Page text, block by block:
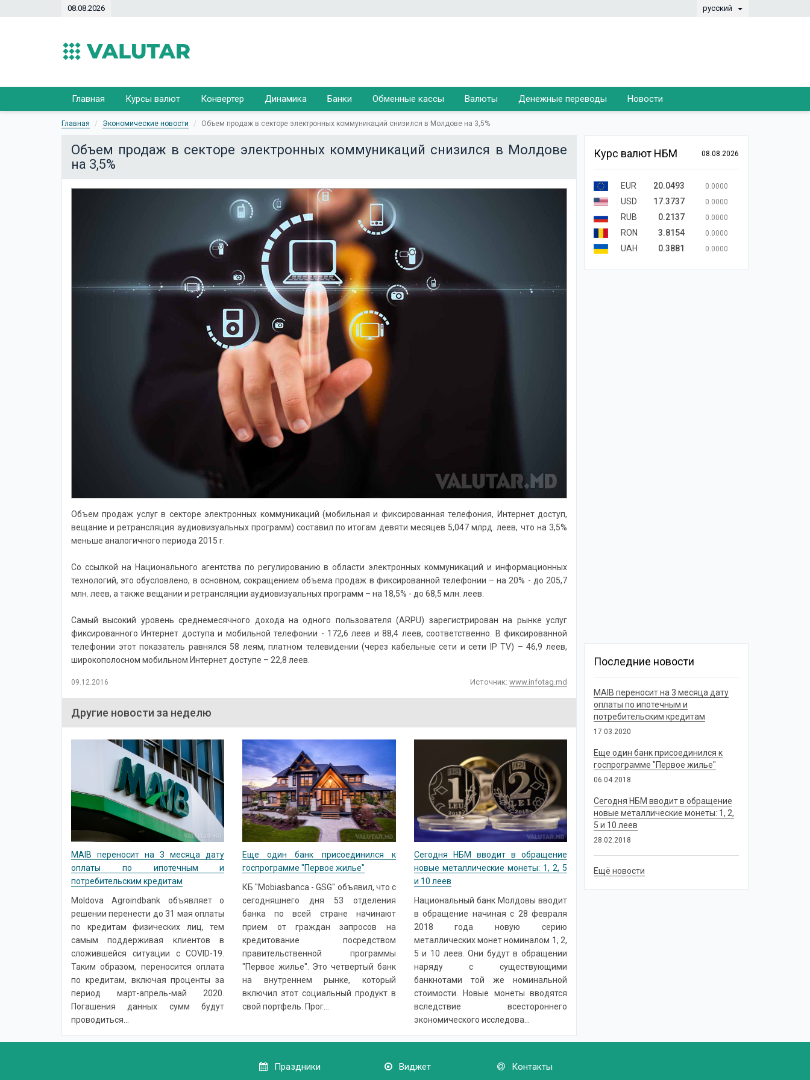
08.08.2026 русский
Главная Курсы валют Конвертер Динамика Банки Обменные кассы Валюты Денежные переводы Новости
Главная Экономические новости Объем продаж в секторе электронных коммуникаций снизился в Молдове на 3,5%
Объем продаж в секторе электронных коммуникаций снизился в Молдове
на 3,5%
Объем продаж услуг в секторе электронных коммуникаций (мобильная и фиксированная телефония, Интернет доступ,
вещание и ретрансляция аудиовизуальных программ) составил по итогам девяти месяцев 5,047 млрд. леев, что на 3,5%
меньше аналогичного периода 2015 г.
Со ссылкой на Национального агентства по регулированию в области электронных коммуникаций и информационных
технологий, это обусловлено, в основном, сокращением объема продаж в фиксированной телефонии – на 20% - до 205,7
млн. леев, а также вещании и ретрансляции аудиовизуальных программ – на 18,5% - до 68,5 млн. леев.
Самый высокий уровень среднемесячного дохода на одного пользователя (ARPU) зарегистрирован на рынке услуг
фиксированного Интернет доступа и мобильной телефонии - 172,6 леев и 88,4 леев, соответственно. В фиксированной
телефонии этот показатель равнялся 58 леям, платном телевидении (через кабельные сети и сети IP TV) – 46,9 леев,
широкополосном мобильном Интернет доступе – 22,8 леев.
09.12.2016 Источник: www.infotag.md
Другие новости за неделю
MAIB переносит на 3 месяца дату
оплаты по ипотечным и
потребительским кредитам
Moldova Agroindbank объявляет о
решении перенести до 31 мая оплаты
по кредитам физических лиц, тем
самым поддерживая клиентов в
сложившейся ситуации с COVID-19.
Таким образом, переносится оплата
по кредитам, включая проценты за
период март-апрель-май 2020.
Погашения данных сумм будут
проводиться...
Еще один банк присоединился к
госпрограмме "Первое жилье"
КБ "Mobiasbanca - GSG" объявил, что с
сегодняшнего дня 53 отделения
банка по всей стране начинают
прием от граждан запросов на
кредитование посредством
правительственной программы
"Первое жилье". Это четвертый банк
на внутреннем рынке, который
включил этот социальный продукт в
свой портфель. Прог...
Сегодня НБМ вводит в обращение
новые металлические монеты: 1, 2, 5
и 10 леев
Национальный банк Молдовы вводит
в обращение начиная с 28 февраля
2018 года новую серию
металлических монет номиналом 1, 2,
5 и 10 леев. Они будут в обращении
наряду с существующими
банкнотами той же номинальной
стоимости. Новые монеты вводятся
вследствие всестороннего
экономического исследова...
Курс валют НБМ 08.08.2026
EUR 20.0493 0.0000
USD 17.3737 0.0000
RUB 0.2137 0.0000
RON 3.8154 0.0000
UAH 0.3881 0.0000
Последние новости
MAIB переносит на 3 месяца дату
оплаты по ипотечным и
потребительским кредитам
17.03.2020
Еще один банк присоединился к
госпрограмме "Первое жилье"
06.04.2018
Сегодня НБМ вводит в обращение
новые металлические монеты: 1, 2,
5 и 10 леев
28.02.2018
Ещё новости
Праздники Виджет Контакты